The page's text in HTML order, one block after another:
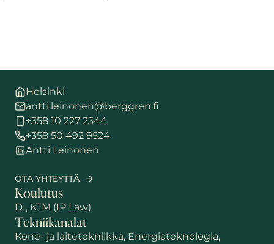
Helsinki
antti.leinonen@berggren.fi
+358 10 227 2344
+358 50 492 9524
Antti Leinonen
OTA YHTEYTTÄ
Koulutus
DI, KTM (IP Law)
Tekniikanalat
Kone- ja laitetekniikka, Energiateknologia,